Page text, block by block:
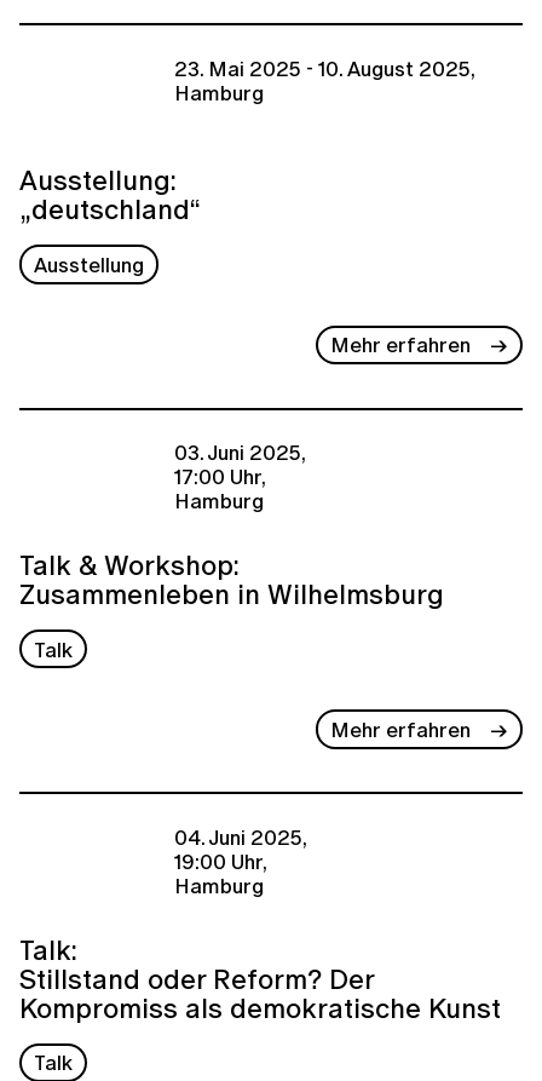
23. Mai 2025 - 10. August 2025,
Hamburg
Ausstellung:
„deutschland“
Ausstellung
Mehr erfahren
03. Juni 2025,
17:00 Uhr,
Hamburg
Talk & Workshop:
Zusammenleben in Wilhelmsburg
Talk
Mehr erfahren
04. Juni 2025,
19:00 Uhr,
Hamburg
Talk:
Stillstand oder Reform? Der
Kompromiss als demokratische Kunst
Talk